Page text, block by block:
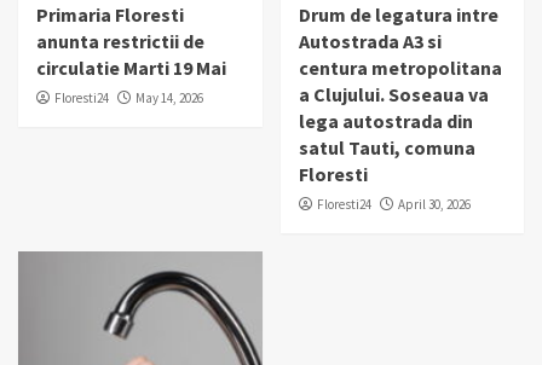
Primaria Floresti
anunta restrictii de
circulatie Marti 19 Mai
Floresti24 May 14, 2026
Drum de legatura intre
Autostrada A3 si
centura metropolitana
a Clujului. Soseaua va
lega autostrada din
satul Tauti, comuna
Floresti
Floresti24 April 30, 2026